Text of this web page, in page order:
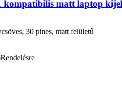
kompatibilis matt laptop
30 pines, matt felületű
Rendelésre